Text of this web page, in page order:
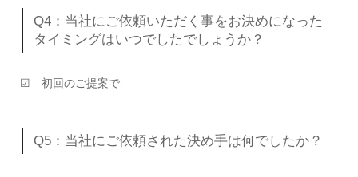
Q4：当社にご依頼いただく事をお決めになった
タイミングはいつでしたでしょうか？
☑ 初回のご提案で
Q5：当社にご依頼された決め手は何でしたか？